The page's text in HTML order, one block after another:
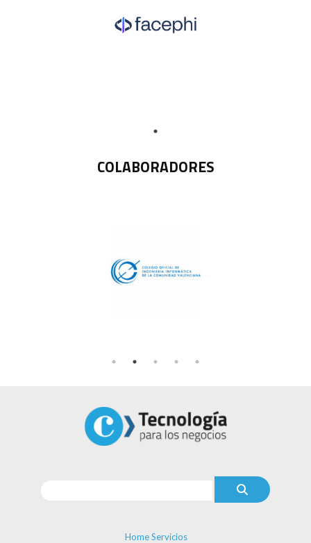
COLABORADORES
Home Servicios